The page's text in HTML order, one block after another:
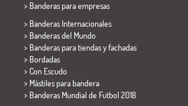
> Banderas para empresas
> Banderas Internacionales
> Banderas del Mundo
> Banderas para tiendas y fachadas
> Bordadas
> Con Escudo
> Mástiles para bandera
> Banderas Mundial de Futbol 2018